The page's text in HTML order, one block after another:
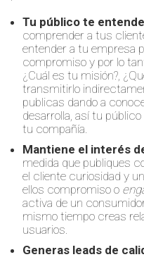
Tu público te
comprender a tus
entender a tu empresa
compromiso y por lo
¿Cuál es tu misión?,
transmitirlo
publicas dando a
desarrolla, así tu
tu compañía.
Mantiene el interés
medida que publiques
el cliente curiosidad y
ellos compromiso o
activa de un
mismo tiempo creas
usuarios.
Generas leads de